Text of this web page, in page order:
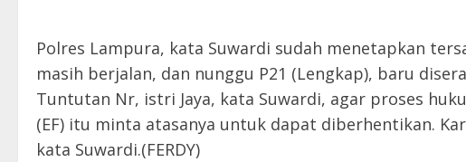
Polres Lampura, kata Suwardi sudah menetapkan
masih berjalan, dan nunggu P21 (Lengkap), baru
Tuntutan Nr, istri Jaya, kata Suwardi, agar proses
(EF) itu minta atasanya untuk dapat diberhentikan.
kata Suwardi.(FERDY)